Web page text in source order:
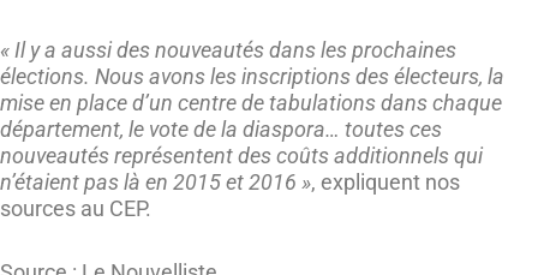
« Il y a aussi des nouveautés dans les prochaines
élections. Nous avons les inscriptions des électeurs, la
mise en place d’un centre de tabulations dans chaque
département, le vote de la diaspora… toutes ces
nouveautés représentent des coûts additionnels qui
n’étaient pas là en 2015 et 2016 », expliquent nos
sources au CEP.